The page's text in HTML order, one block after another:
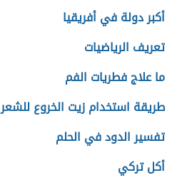
أكبر دولة في أفريقيا
تعريف الرياضيات
ما علاج فطريات الفم
طريقة استخدام زيت الخروع للشعر
تفسير الدود في الحلم
أكل تركي